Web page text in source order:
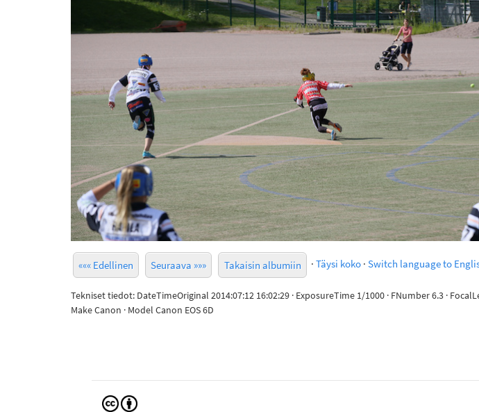
««« Edellinen Seuraava »»» Takaisin albumiin · Täysi koko · Switch language to
Tekniset tiedot: DateTimeOriginal 2014:07:12 16:02:29 · ExposureTime 1/1000 · FNumber 6.3 ·
Make Canon · Model Canon EOS 6D